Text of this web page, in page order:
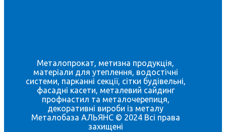
Металопрокат, метизна продукція,
матеріали для утеплення, водостічні
системи, парканні секції, сітки будівельні,
фасадні касети, металевий сайдинг
профнастил та металочерепиця,
декоративні вироби із металу
Металобаза АЛЬЯНС © 2024 Всі права
захищені